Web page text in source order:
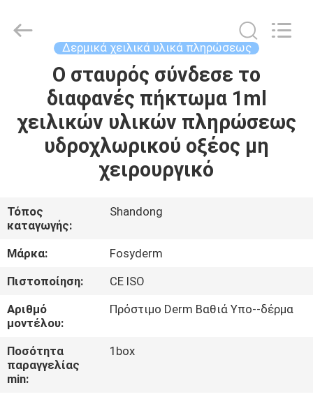
ΠΡΟΪΌΝΤΑ
ΣΧΕΤΙΚΆ
ΕΜΆΣ
ΕΠΙΣΚΈΨΕΙΣ
ΣΤΟ
ΕΡΓΟΣΤΆΣΙΟ
ΈΛΕΓΧΟΣ
ΠΟΙΌΤΗΤΑΣ
International
Trading
Δερμικά χειλικά υλικά πληρώσεως
Ο σταυρός σύνδεσε το
διαφανές πήκτωμα 1ml
χειλικών υλικών πληρώσεως
υδροχλωρικού οξέος μη
χειρουργικό
Τόπος
καταγωγής:
Shandong
Μάρκα:
Fosyderm
Πιστοποίηση:
CE ISO
Αριθμό
μοντέλου:
Πρόστιμο Derm Βαθιά Υπο--δέρμα
Ποσότητα
παραγγελίας
min:
1box